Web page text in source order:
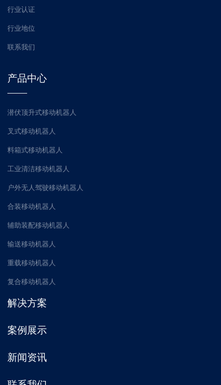
行业认证
行业地位
联系我们
产品中心
潜伏顶升式移动机器人
叉式移动机器人
料箱式移动机器人
工业清洁移动机器人
户外无人驾驶移动机器人
合装移动机器人
辅助装配移动机器人
输送移动机器人
重载移动机器人
复合移动机器人
解决方案
案例展示
新闻资讯